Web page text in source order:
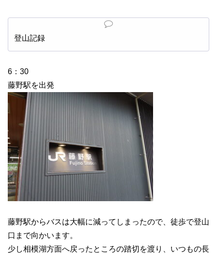
登山記録
6：30
藤野駅を出発
藤野駅からバスは大幅に減ってしまったので、徒歩で登山
口まで向かいます。
少し相模湖方面へ戻ったところの踏切を渡り、いつもの長